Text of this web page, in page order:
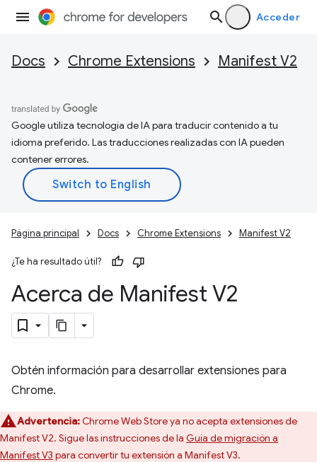
Acceder
Docs Chrome Extensions Manifest V2
Google utiliza tecnología de IA para traducir contenido a tu
idioma preferido. Las traducciones realizadas con IA pueden
contener errores.
Página principal Docs Chrome Extensions Manifest V2
¿Te ha resultado útil?
Acerca de Manifest V2
Obtén información para desarrollar extensiones para
Chrome.
Advertencia:Chrome Web Store ya no acepta extensiones de
Manifest V2. Sigue las instrucciones de la Guía de migración a
Manifest V3 para convertir tu extensión a Manifest V3.